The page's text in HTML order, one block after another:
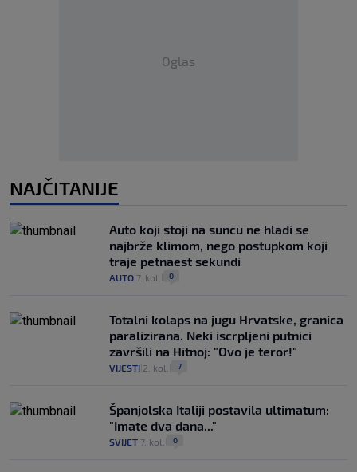
Oglas
NAJČITANIJE
Auto koji stoji na suncu ne hladi se
najbrže klimom, nego postupkom koji
traje petnaest sekundi
AUTO 7. kol. 0
Totalni kolaps na jugu Hrvatske, granica
paralizirana. Neki iscrpljeni putnici
završili na Hitnoj: "Ovo je teror!"
VIJESTI 2. kol. 7
Španjolska Italiji postavila ultimatum:
"Imate dva dana..."
SVIJET 7. kol. 0